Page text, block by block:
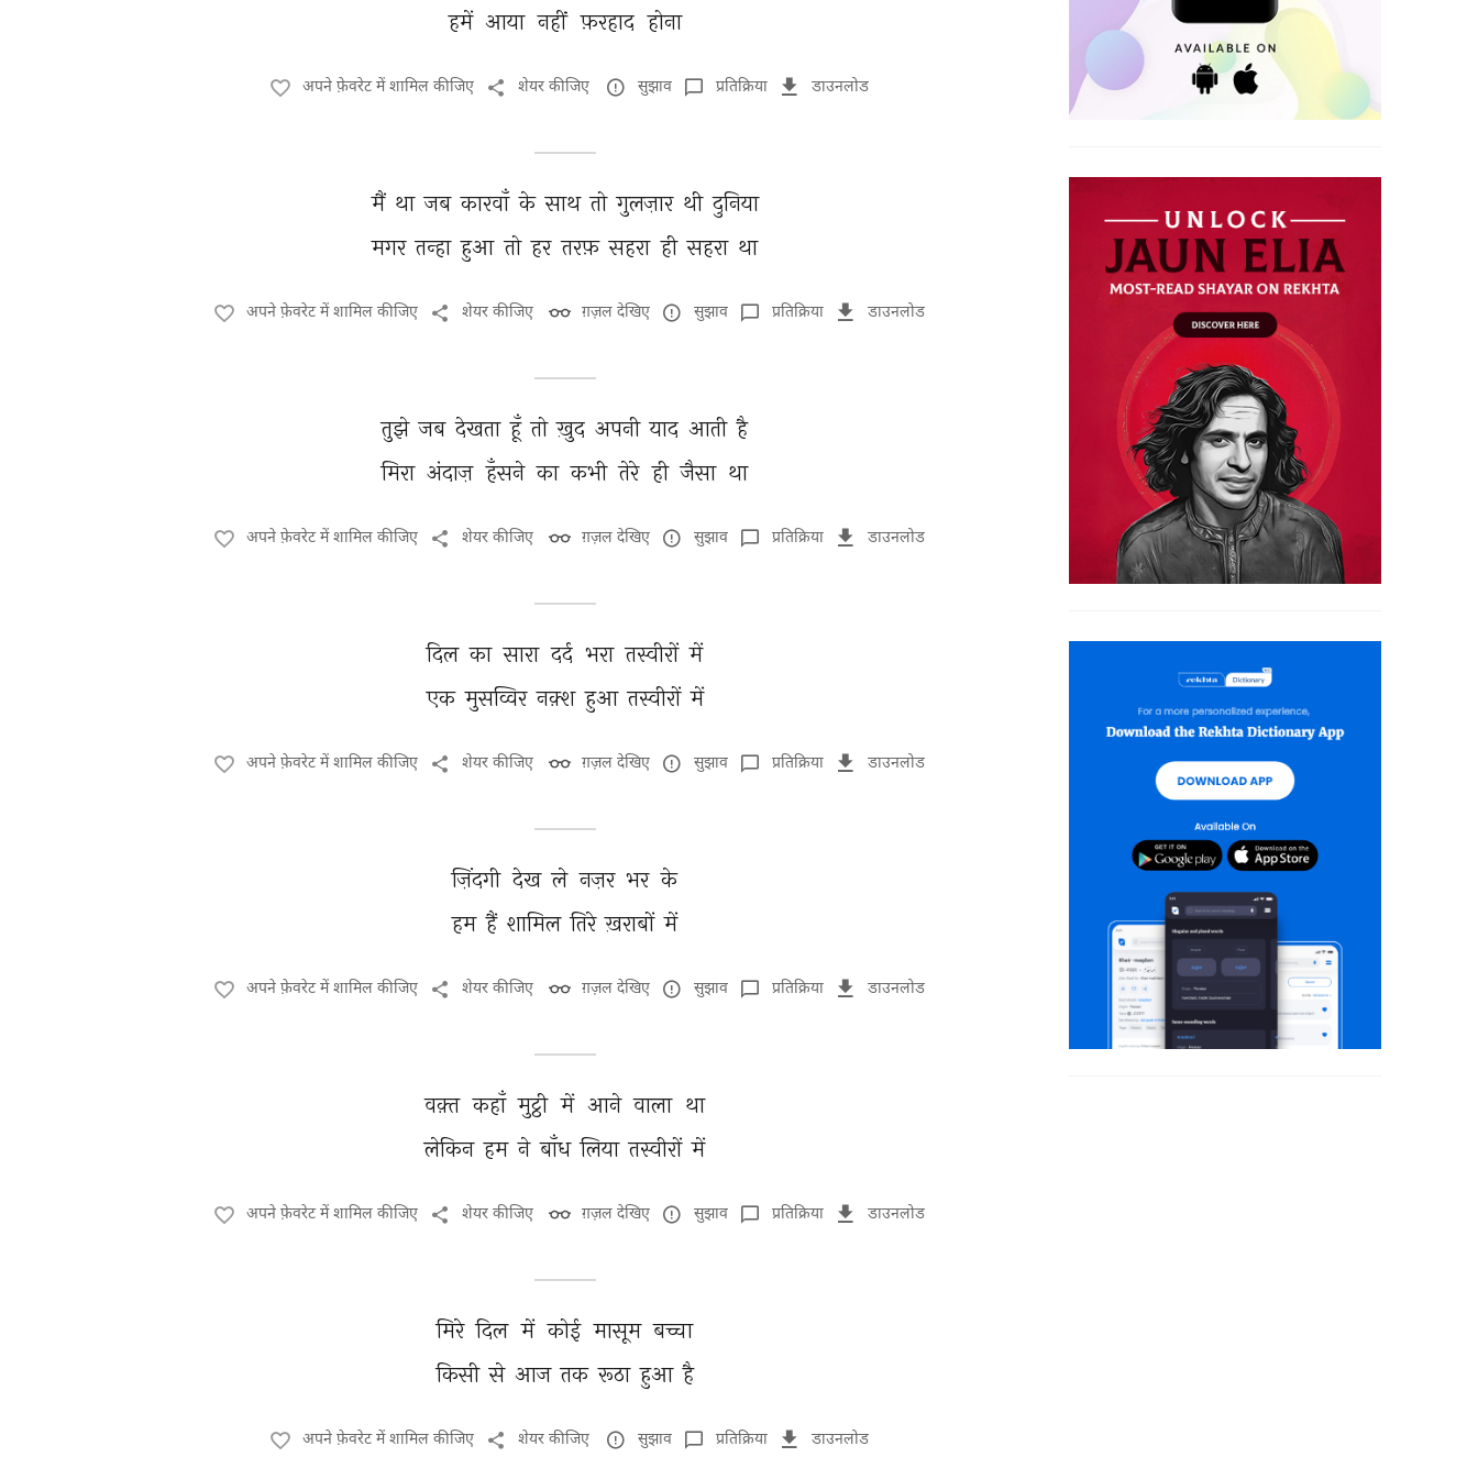
हमें आया नहीं फ़रहाद होना
अपने फ़ेवरेट में शामिल कीजिए शेयर कीजिए सुझाव प्रतिक्रिया डाउनलोड
मैं था जब कारवाँ के साथ तो गुलज़ार थी दुनिया
मगर तन्हा हुआ तो हर तरफ़ सहरा ही सहरा था
अपने फ़ेवरेट में शामिल कीजिए शेयर कीजिए ग़ज़ल देखिए सुझाव प्रतिक्रिया डाउनलोड
तुझे जब देखता हूँ तो ख़ुद अपनी याद आती है
मिरा अंदाज़ हँसने का कभी तेरे ही जैसा था
अपने फ़ेवरेट में शामिल कीजिए शेयर कीजिए ग़ज़ल देखिए सुझाव प्रतिक्रिया डाउनलोड
दिल का सारा दर्द भरा तस्वीरों में
एक मुसव्विर नक़्श हुआ तस्वीरों में
अपने फ़ेवरेट में शामिल कीजिए शेयर कीजिए ग़ज़ल देखिए सुझाव प्रतिक्रिया डाउनलोड
ज़िंदगी देख ले नज़र भर के
हम हैं शामिल तिरे ख़राबों में
अपने फ़ेवरेट में शामिल कीजिए शेयर कीजिए ग़ज़ल देखिए सुझाव प्रतिक्रिया डाउनलोड
वक़्त कहाँ मुट्ठी में आने वाला था
लेकिन हम ने बाँध लिया तस्वीरों में
अपने फ़ेवरेट में शामिल कीजिए शेयर कीजिए ग़ज़ल देखिए सुझाव प्रतिक्रिया डाउनलोड
मिरे दिल में कोई मासूम बच्चा
किसी से आज तक रूठा हुआ है
अपने फ़ेवरेट में शामिल कीजिए शेयर कीजिए सुझाव प्रतिक्रिया डाउनलोड